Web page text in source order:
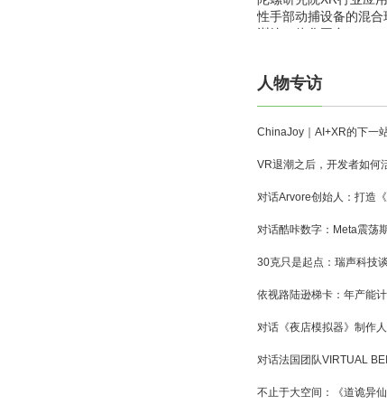
性手部动捕设备的混
训练一体化平台
人物专访